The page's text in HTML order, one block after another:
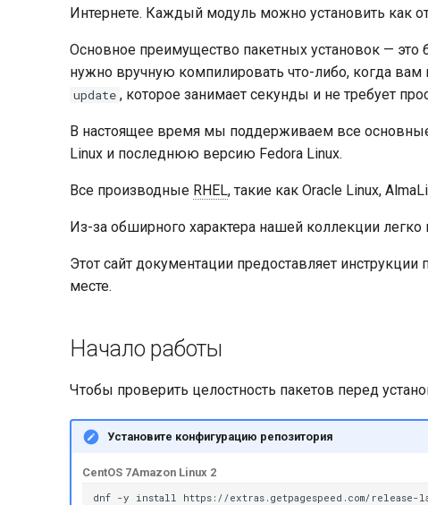
Интернете. Каждый модуль можно установить как
Основное преимущество пакетных установок —
нужно вручную компилировать что-либо, когда
update , которое занимает секунды и не требует
В настоящее время мы поддерживаем все
Linux и последнюю версию Fedora Linux.
Все производные RHEL, такие как Oracle Linux,
Из-за обширного характера нашей коллекции
Этот сайт документации предоставляет
месте.
Начало работы
Чтобы проверить целостность пакетов перед
Установите конфигурацию репозитория
CentOS 7Amazon Linux 2
dnf -y install